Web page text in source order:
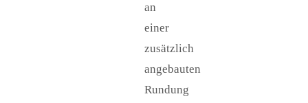
an
einer
zusätzlich
angebauten
Rundung